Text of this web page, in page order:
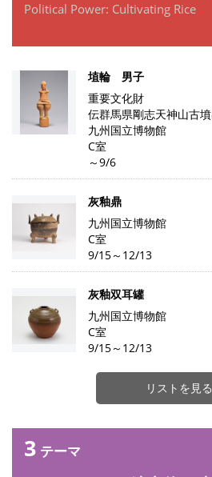
Political Power: Cultivating Rice
埴輪 男子
重要文化財
伝群馬県剛志天神山古
九州国立博物館
C室
～9/6
灰釉鼎
九州国立博物館
C室
9/15～12/13
灰釉双耳罐
九州国立博物館
C室
9/15～12/13
リストを見る
3 テーマ